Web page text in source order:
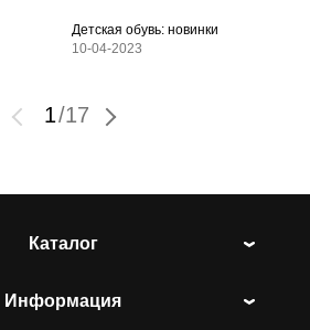
Детская обувь: новинки
10-04-2023
1/17
Каталог
Информация